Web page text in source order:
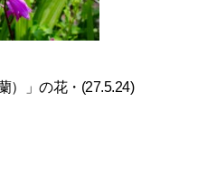
）」の花・(27.5.24)